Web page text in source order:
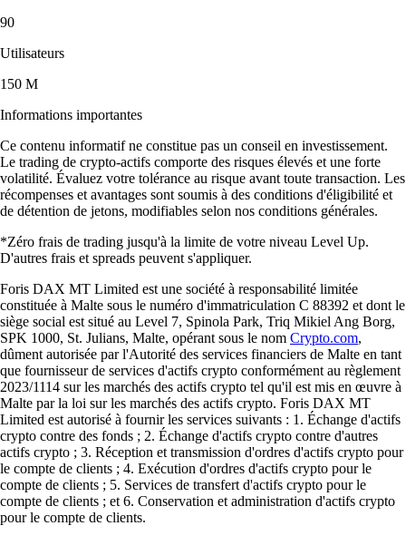
90
Utilisateurs
150 M
Informations importantes
Ce contenu informatif ne constitue pas un conseil en investissement.
Le trading de crypto-actifs comporte des risques élevés et une forte
volatilité. Évaluez votre tolérance au risque avant toute transaction. Les
récompenses et avantages sont soumis à des conditions d'éligibilité et
de détention de jetons, modifiables selon nos conditions générales.
*Zéro frais de trading jusqu'à la limite de votre niveau Level Up.
D'autres frais et spreads peuvent s'appliquer.
Foris DAX MT Limited est une société à responsabilité limitée
constituée à Malte sous le numéro d'immatriculation C 88392 et dont le
siège social est situé au Level 7, Spinola Park, Triq Mikiel Ang Borg,
SPK 1000, St. Julians, Malte, opérant sous le nom Crypto.com,
dûment autorisée par l'Autorité des services financiers de Malte en tant
que fournisseur de services d'actifs crypto conformément au règlement
2023/1114 sur les marchés des actifs crypto tel qu'il est mis en œuvre à
Malte par la loi sur les marchés des actifs crypto. Foris DAX MT
Limited est autorisé à fournir les services suivants : 1. Échange d'actifs
crypto contre des fonds ; 2. Échange d'actifs crypto contre d'autres
actifs crypto ; 3. Réception et transmission d'ordres d'actifs crypto pour
le compte de clients ; 4. Exécution d'ordres d'actifs crypto pour le
compte de clients ; 5. Services de transfert d'actifs crypto pour le
compte de clients ; et 6. Conservation et administration d'actifs crypto
pour le compte de clients.